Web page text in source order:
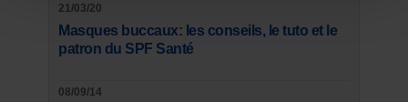
21/03/20
Masques buccaux: les conseils, le tuto et le
patron du SPF Santé
08/09/14